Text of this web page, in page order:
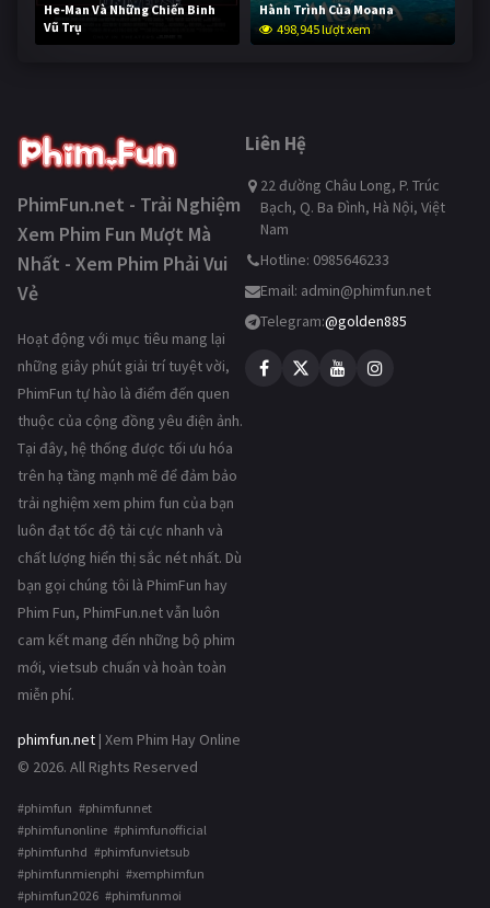
He-Man Và Những Chiến Binh
Vũ Trụ
248,393 lượt xem
Hành Trình Của Moana
498,945 lượt xem
PhimFun.net - Trải Nghiệm
Xem Phim Fun Mượt Mà
Nhất - Xem Phim Phải Vui
Vẻ
Hoạt động với mục tiêu mang lại
những giây phút giải trí tuyệt vời,
PhimFun tự hào là điểm đến quen
thuộc của cộng đồng yêu điện ảnh.
Tại đây, hệ thống được tối ưu hóa
trên hạ tầng mạnh mẽ để đảm bảo
trải nghiệm xem phim fun của bạn
luôn đạt tốc độ tải cực nhanh và
chất lượng hiển thị sắc nét nhất. Dù
bạn gọi chúng tôi là PhimFun hay
Phim Fun, PhimFun.net vẫn luôn
cam kết mang đến những bộ phim
mới, vietsub chuẩn và hoàn toàn
miễn phí.
phimfun.net | Xem Phim Hay Online
© 2026. All Rights Reserved
#phimfun #phimfunnet
#phimfunonline #phimfunofficial
#phimfunhd #phimfunvietsub
#phimfunmienphi #xemphimfun
#phimfun2026 #phimfunmoi
Liên Hệ
22 đường Châu Long, P. Trúc
Bạch, Q. Ba Đình, Hà Nội, Việt
Nam
Hotline: 0985646233
Email: admin@phimfun.net
Telegram:@golden885